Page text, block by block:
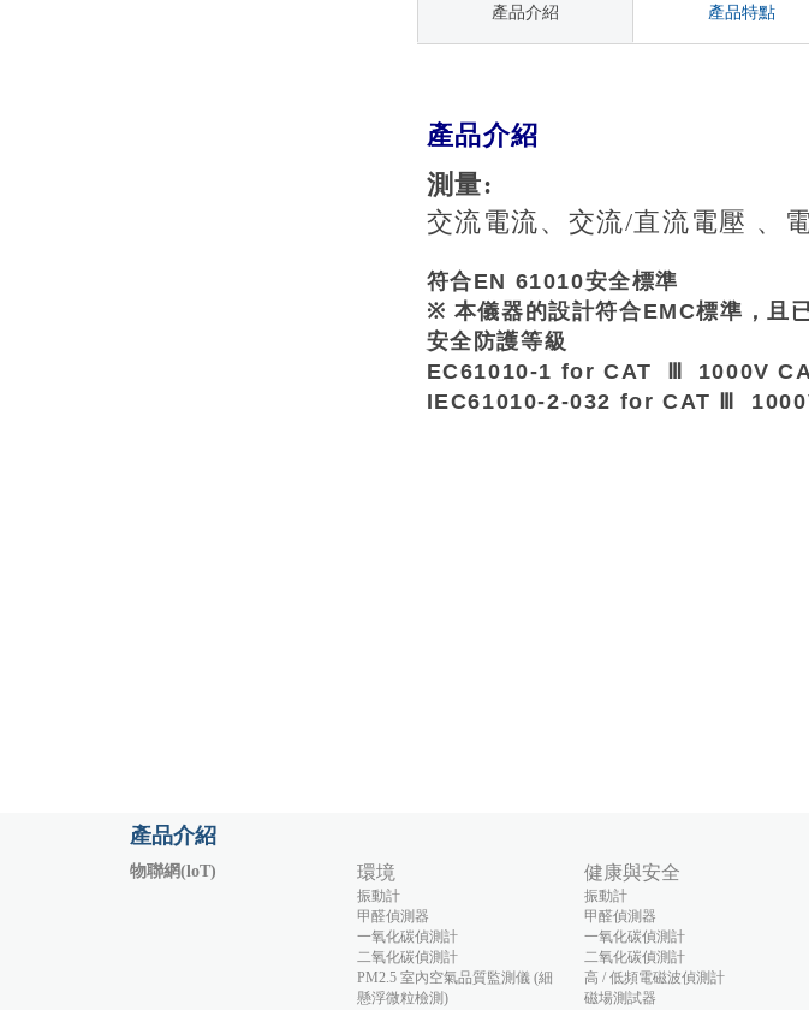
產品介紹 產品特點
產品介紹
測量:
交流電流、交流/直流電壓 、電
符合EN 61010安全標準
※ 本儀器的設計符合EMC標準，且
安全防護等級
EC61010-1 for CAT
Ⅲ
1000V
IEC61010-2-032 for CAT Ⅲ
產品介紹
物聯網(loT) 環境
振動計
甲醛偵測器
一氧化碳偵測計
二氧化碳偵測計
PM2.5 室內空氣品質監測儀 (細
懸浮微粒檢測)
健康與安全
振動計
甲醛偵測器
一氧化碳偵測計
二氧化碳偵測計
高 / 低頻電磁波偵測計
磁場測試器